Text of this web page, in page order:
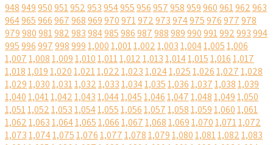
948949950951952953954955956957958959960961962963
964965966967968969970971972973974975976977978
979980981982983984985986987988989990991992993994
9959969979989991,0001,0011,0021,0031,0041,0051,006
1,0071,0081,0091,0101,0111,0121,0131,0141,0151,0161,017
1,0181,0191,0201,0211,0221,0231,0241,0251,0261,0271,028
1,0291,0301,0311,0321,0331,0341,0351,0361,0371,0381,039
1,0401,0411,0421,0431,0441,0451,0461,0471,0481,0491,050
1,0511,0521,0531,0541,0551,0561,0571,0581,0591,0601,061
1,0621,0631,0641,0651,0661,0671,0681,0691,0701,0711,072
1,0731,0741,0751,0761,0771,0781,0791,0801,0811,0821,083